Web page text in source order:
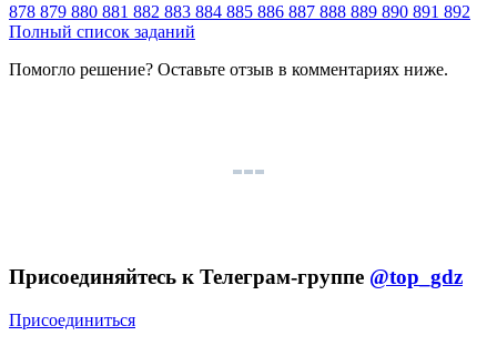
878 879 880 881 882 883 884 885 886 887 888 889 890 891 892
Полный список заданий
Помогло решение? Оставьте отзыв в комментариях ниже.
Присоединяйтесь к Телеграм-группе @top_gdz
Присоединиться